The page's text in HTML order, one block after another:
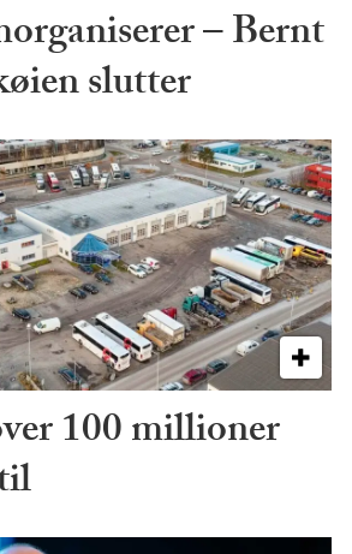
– Bernt
slutter
100 millioner